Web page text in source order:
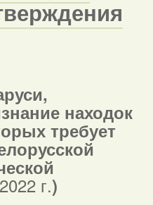
находок
требует
г.)